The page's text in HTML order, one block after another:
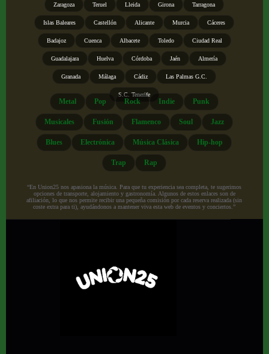
Zaragoza Teruel Lleida Girona Tarragona
Islas Baleares Castellón Alicante Murcia Cáceres
Badajoz Cuenca Albacete Toledo Ciudad Real
Guadalajara Huelva Córdoba Jaén Almería
Granada Málaga Cádiz Las Palmas G.C.
S.C. Tenerife
Metal Pop Rock Indie Punk
Musicales Fusión Flamenco Soul Jazz
Blues Electrónica Música Clásica Hip-hop
Trap Rap
“En Union25 nos apasiona la música. Para que tu experiencia sea completa, te sugerimos
opciones de transporte, alojamiento y gastronomía. Algunos de estos enlaces son de
afiliación, lo que nos permite recibir una pequeña comisión por cada reserva realizada (sin
coste extra para ti), ayudándonos a mantener viva esta web de eventos y conciertos.”